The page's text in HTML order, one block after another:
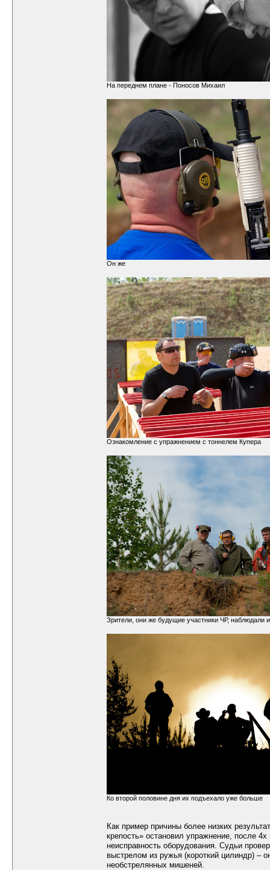
На переднем плане - Поносов Михаил
Он же
Ознакомление с упражнением с тоннелем Купера
Зрители, они же будущие участники ЧР, наблюдали
Ко второй половине дня их подъехало уже больше
Как пример причины более низких
крепость» остановил упражнение, после
неисправность оборудования. Судьи
выстрелом из ружья (короткий цилиндр) –
необстрелянных мишеней.